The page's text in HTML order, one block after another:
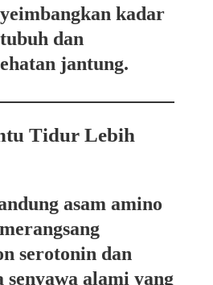
kadar
dan
jantung.
Tidur Lebih
asam amino
serotonin dan
alami yang